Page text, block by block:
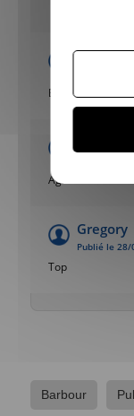
Publié le
Excellent produit
SCEA L
Agréable
Gregory
Publié le
Top
Barbour